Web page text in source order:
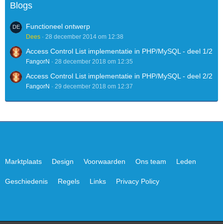
Blogs
Functioneel ontwerp
Dees 28 december 2014 om 12:38
Access Control List implementatie in PHP/MySQL - deel 1/2
FangorN 28 december 2018 om 12:35
Access Control List implementatie in PHP/MySQL - deel 2/2
FangorN 29 december 2018 om 12:37
Marktplaats Design Voorwaarden Ons team Leden
Geschiedenis Regels Links Privacy Policy